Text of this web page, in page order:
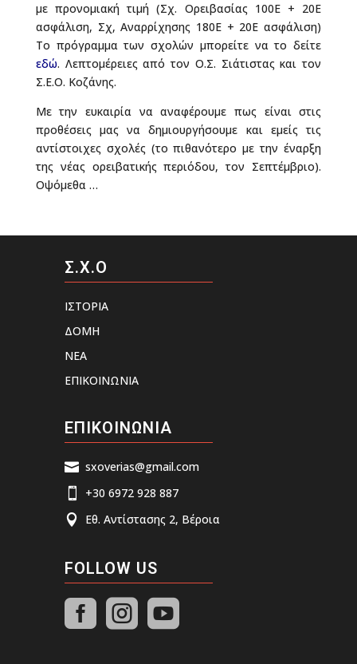
με προνομιακή τιμή (Σχ. Ορειβασίας 100Ε + 20Ε
ασφάλιση, Σχ, Αναρρίχησης 180Ε + 20Ε ασφάλιση)
Το πρόγραμμα των σχολών μπορείτε να το δείτε
εδώ. Λεπτομέρειες από τον Ο.Σ. Σιάτιστας και τον
Σ.Ε.Ο. Κοζάνης.
Με την ευκαιρία να αναφέρουμε πως είναι στις
προθέσεις μας να δημιουργήσουμε και εμείς τις
αντίστοιχες σχολές (το πιθανότερο με την έναρξη
της νέας ορειβατικής περιόδου, τον Σεπτέμβριο).
Οψόμεθα …
Σ.Χ.Ο
ΙΣΤΟΡΙΑ
ΔΟΜΗ
ΝΕΑ
ΕΠΙΚΟΙΝΩΝΙΑ
ΕΠΙΚΟΙΝΩΝΙΑ
 sxoverias@gmail.com
 +30 6972 928 887
 Εθ. Αντίστασης 2, Βέροια
FOLLOW US
  